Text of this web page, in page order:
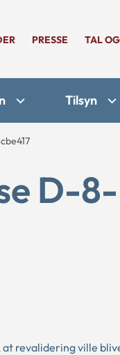
PRESSE TAL
Tilsyn
D-8-
revalidering ville